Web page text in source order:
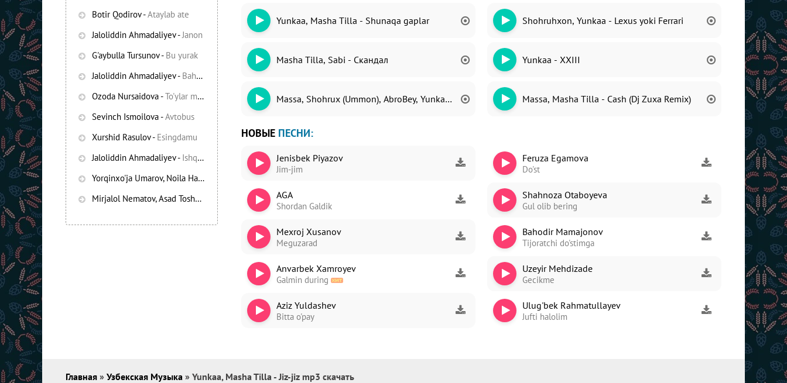
Botir Qodirov-Ataylab ate
Jaloliddin Ahmadaliyev-Janon
G'aybulla Tursunov- Bu yurak
Jaloliddin Ahmadaliyev- Bahor yomg'irlari
Ozoda Nursaidova-To'ylar muborak
Sevinch Ismoilova-Avtobus
Xurshid Rasulov- Esingdamu
Jaloliddin Ahmadaliyev- Ishqning chayqov bozorida
Yorqinxo'ja Umarov, Noila Habibullayeva
Bezori
Mirjalol Nematov, Asad Toshpo’latov
Oshiq edim
Yunkaa, Masha Tilla - Shunaqa gaplar
Masha Tilla, Sabi - Скандал
Massa, Shohrux (Ummon), AbroBey, Yunkaa, JAVA, Doxxim - Freestyle 3
Shohruhxon, Yunkaa - Lexus yoki Ferrari
Yunkaa - XXIII
Massa, Masha Tilla - Cash (Dj Zuxa Remix)
НОВЫЕ ПЕСНИ:
Jenisbek Piyazov
Jim-jim
AGA
Shordan Galdik
Mexroj Xusanov
Meguzarad
Anvarbek Xamroyev
Galmin during
Aziz Yuldashev
Bitta o'pay
Feruza Egamova
Do'st
Shahnoza Otaboyeva
Gul olib bering
Bahodir Mamajonov
Tijoratchi do'stimga
Uzeyir Mehdizade
Gecikme
Ulug'bek Rahmatullayev
Jufti halolim
Главная » Узбекская Музыка » Yunkaa, Masha Tilla - Jiz-jiz mp3 скачать
-Bezori
Oshiq edim